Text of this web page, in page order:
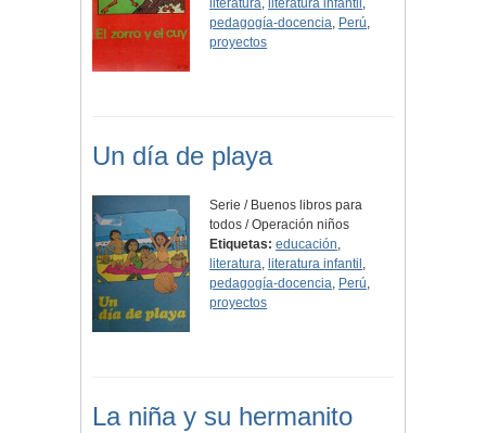
literatura, literatura infantil ,
pedagogía-docencia, Perú,
proyectos
Un día de playa
Serie / Buenos libros para
todos / Operación niños
Etiquetas: educación,
literatura, literatura infantil ,
pedagogía-docencia, Perú,
proyectos
La niña y su hermanito